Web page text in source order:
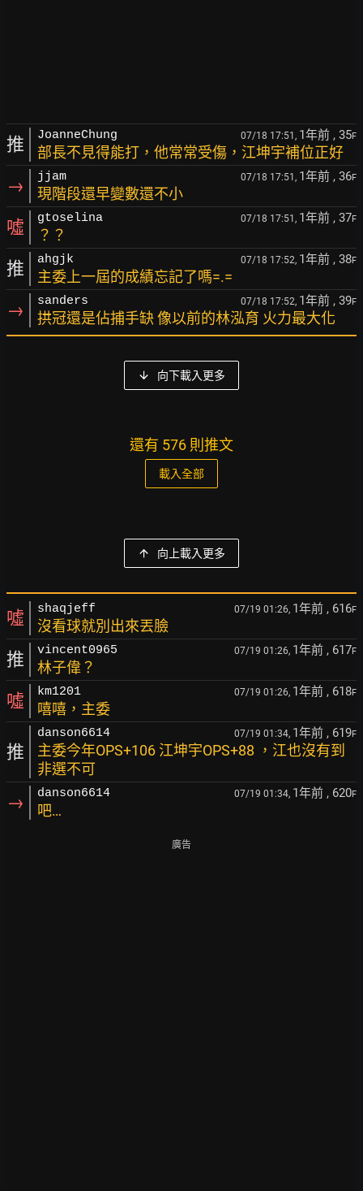
推 JoanneChung 07/18 17:51, 1年前 , 35F
部長不見得能打，他常常受傷，江坤宇補位正好
→ jjam 07/18 17:51, 1年前 , 36F
現階段還早變數還不小
噓 gtoselina 07/18 17:51, 1年前 , 37F
？？
推 ahgjk 07/18 17:52, 1年前 , 38F
主委上一屆的成績忘記了嗎=.=
→ sanders 07/18 17:52, 1年前 , 39F
拱冠還是佔捕手缺 像以前的林泓育 火力最大化
向下載入更多
還有 576 則推文
載入全部
向上載入更多
噓 shaqjeff 07/19 01:26, 1年前 , 616F
沒看球就別出來丟臉
推 vincent0965 07/19 01:26, 1年前 , 617F
林子偉？
噓 km1201 07/19 01:26, 1年前 , 618F
嘻嘻，主委
推
danson6614 07/19 01:34, 1年前 , 619F
主委今年OPS+106 江坤宇OPS+88 ，江也沒有到
非選不可
→ danson6614 07/19 01:34, 1年前 , 620F
吧…
廣告